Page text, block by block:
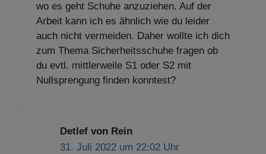
wo es geht Schuhe anzuziehen. Auf der
Arbeit kann ich es ähnlich wie du leider
auch nicht vermeiden. Daher wollte ich dich
zum Thema Sicherheitsschuhe fragen ob
du evtl. mittlerweile S1 oder S2 mit
Nullsprengung finden konntest?
Detlef von Rein
31. Juli 2022 um 22:02 Uhr